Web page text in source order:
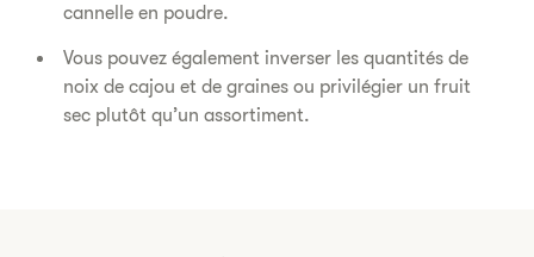
cannelle en poudre.
Vous pouvez également inverser les quantités de
noix de cajou et de graines ou privilégier un fruit
sec plutôt qu’un assortiment.